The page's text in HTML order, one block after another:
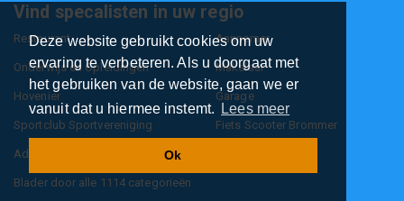
Deze website gebruikt cookies om uw
ervaring te verbeteren. Als u doorgaat met
het gebruiken van de website, gaan we er
vanuit dat u hiermee instemt.
Lees meer
Ok
Vind specalisten in uw regio
Restaurant Aannemer
Onderwijs en Opleidingen Makelaar
Hovenier Garage
Sportclub Sportvereniging Fiets Scooter Brommer
Administratiekantoor
Blader door alle 1114 categorieën